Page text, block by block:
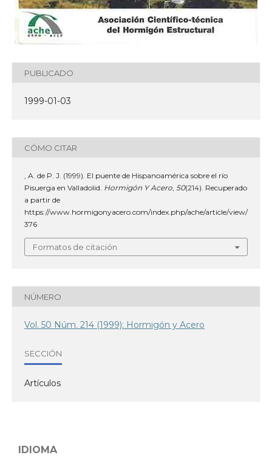
PUBLICADO
1999-01-03
CÓMO CITAR
, A. de P. J. (1999). El puente de Hispanoamérica sobre el río
Pisuerga en Valladolid. Hormigón Y Acero, 50(214). Recuperado
a partir de
https://www.hormigonyacero.com/index.php/ache/article/view/
376
Formatos de citación
NÚMERO
Vol. 50 Núm. 214 (1999): Hormigón y Acero
SECCIÓN
Artículos
IDIOMA